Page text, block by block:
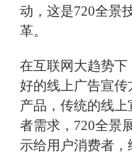
动，这是720全景
革。
在互联网大趋势
好的线上广告宣传
产品，传统的线
者需求，720全景
示给用户消费者